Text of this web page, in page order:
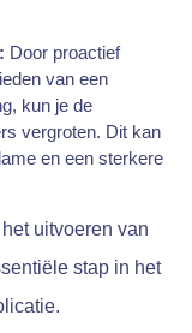
Door proactief
van een
kun je de
vergroten. Dit kan
en een sterkere
uitvoeren van
stap in het